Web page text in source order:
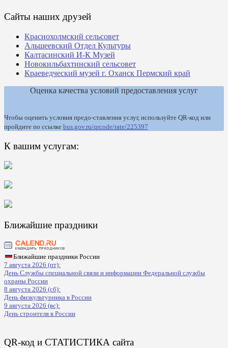
Сайты наших друзей
Краснохолмский сельсовет
Альшеевский Отдел Культуры
Калтасинский И-К Музей
Новокильбахтинский сельсовет
Краеведческий музей г. Оханск Пермский край
Оценка качества условий предоставления услуг
Чтобы оценить условия предо-ставления услуг, используйте QR-код или
пройдите по ссылке bus.gov.ru/qrcode/rate/225397
К вашим услугам:
Ближайшие праздники
Ближайшие праздники России
7 августа 2026 (пт):
День Службы специальной связи и информации Федеральной службы
охраны России
8 августа 2026 (сб):
День физкультурника в России
9 августа 2026 (вс):
День строителя в России
QR-код и СТАТИСТИКА сайта